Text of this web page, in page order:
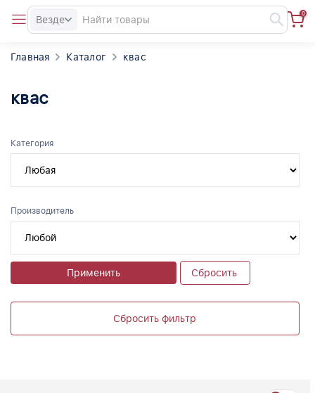
Везде
0
Главная Каталог квас
квас
Категория
Производитель
Применить Сбросить
Сбросить фильтр